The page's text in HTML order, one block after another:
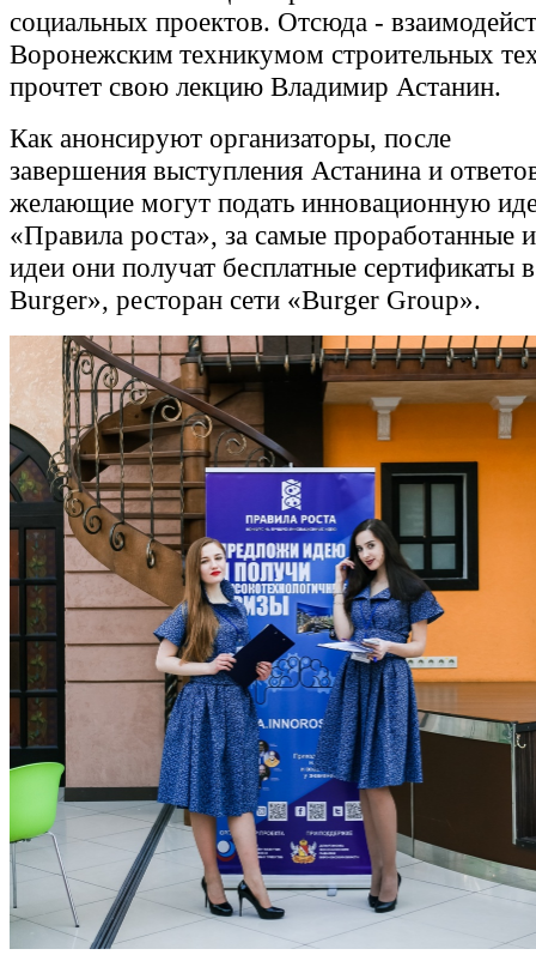
социальных проектов. Отсюда -
Воронежским техникумом строительных
прочтет свою лекцию Владимир Астанин.
Как анонсируют организаторы, после
завершения выступления Астанина и
желающие могут подать инновационную
«Правила роста», за самые проработанные
идеи они получат бесплатные сертификаты
Burger», ресторан сети «Burger Group».